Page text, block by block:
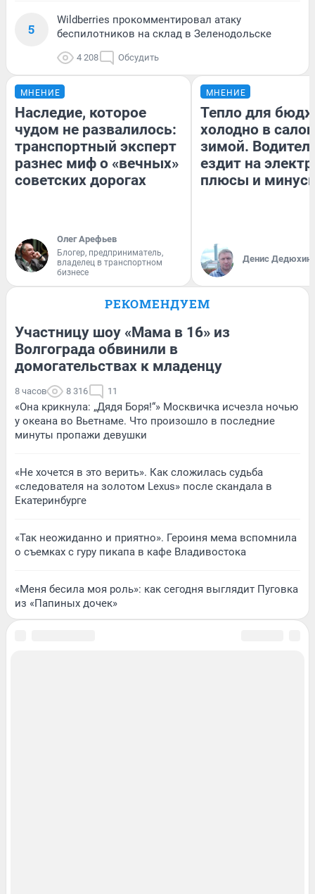
5
Wildberries прокомментировал атаку
беспилотников на склад в Зеленодольске
4 208 Обсудить
МНЕНИЕ
Наследие, которое
чудом не развалилось:
транспортный эксперт
разнес миф о «вечных»
советских дорогах
Олег Арефьев
Блогер, предприниматель,
владелец в транспортном
бизнесе
МНЕНИЕ
Тепло для
холодно в
зимой.
ездит на
плюсы и
Денис Дедюхин
РЕКОМЕНДУЕМ
Участницу шоу «Мама в 16» из
Волгограда обвинили в
домогательствах к младенцу
8 часов 8 316 11
«Она крикнула: „Дядя Боря!“» Москвичка исчезла ночью
у океана во Вьетнаме. Что произошло в последние
минуты пропажи девушки
«Не хочется в это верить». Как сложилась судьба
«следователя на золотом Lexus» после скандала в
Екатеринбурге
«Так неожиданно и приятно». Героиня мема вспомнила
о съемках с гуру пикапа в кафе Владивостока
«Меня бесила моя роль»: как сегодня выглядит Пуговка
из «Папиных дочек»